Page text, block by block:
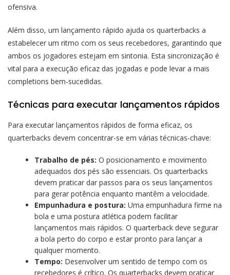
ofensiva.
Além disso, um lançamento rápido ajuda os quarterbacks a
estabelecer um ritmo com os seus recebedores, garantindo que
ambos os jogadores estejam em sintonia. Esta sincronização é
vital para a execução eficaz das jogadas e pode levar a mais
completions bem-sucedidas.
Técnicas para executar lançamentos rápidos
Para executar lançamentos rápidos de forma eficaz, os
quarterbacks devem concentrar-se em várias técnicas-chave:
Trabalho de pés: O posicionamento e movimento
adequados dos pés são essenciais. Os quarterbacks
devem praticar dar passos para os seus lançamentos
para gerar potência enquanto mantêm a velocidade.
Empunhadura e postura: Uma empunhadura firme na
bola e uma postura atlética podem facilitar
lançamentos mais rápidos. O quarterback deve segurar
a bola perto do corpo e estar pronto para lançar a
qualquer momento.
Tempo: Desenvolver um sentido de tempo com os
recebedores é crítico. Os quarterbacks devem praticar